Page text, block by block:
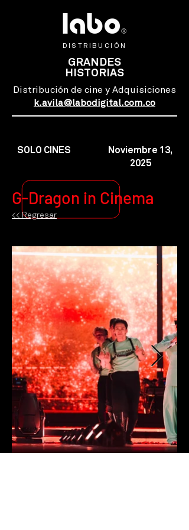
DISTRIBUCIÓN
GRANDES
HISTORIAS
Distribución de cine y Adquisiciones
k.avila@labodigital.com.co
SOLO CINES
Noviembre 13,
2025
G-Dragon in Cinema
<< Regresar